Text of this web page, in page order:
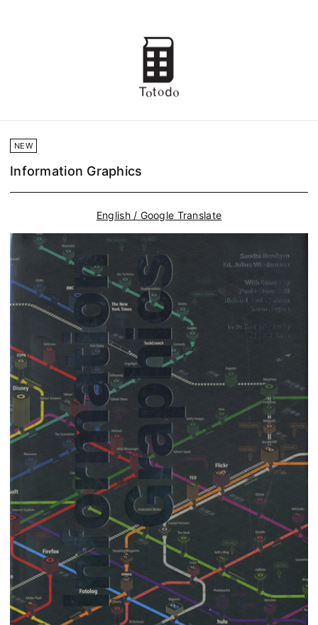
NEW
Information Graphics
English / Google Translate